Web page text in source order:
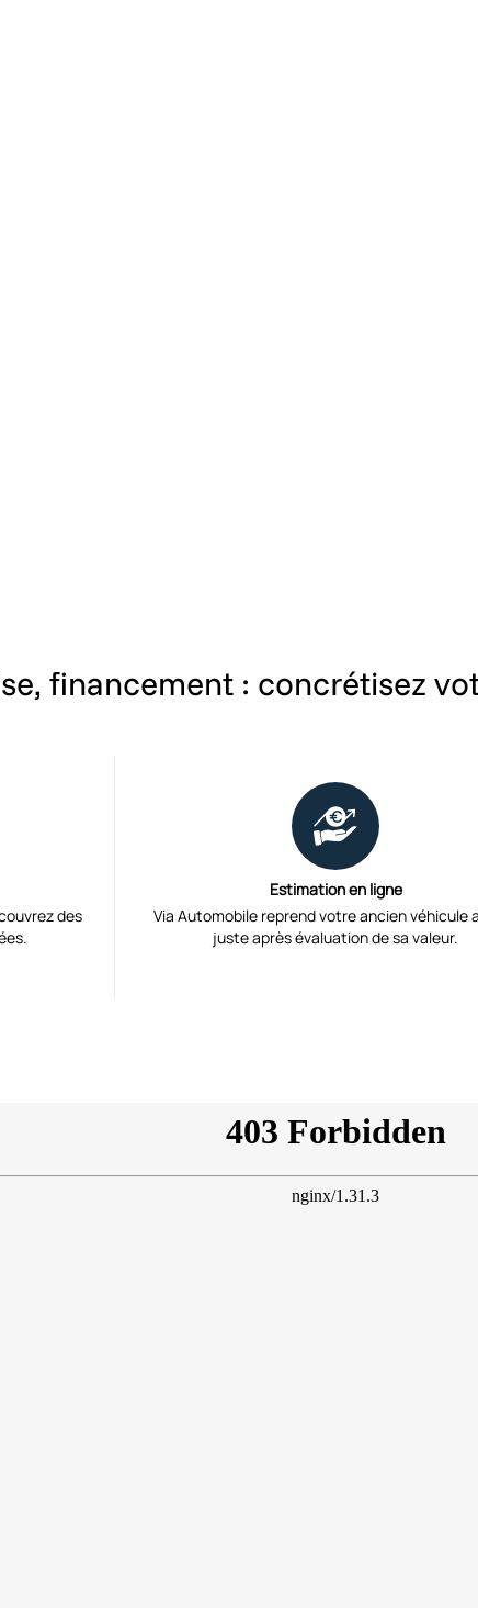
financement : concrétisez
des
Estimation en ligne
Via Automobile reprend votre ancien véhicule
juste après évaluation de sa valeur.